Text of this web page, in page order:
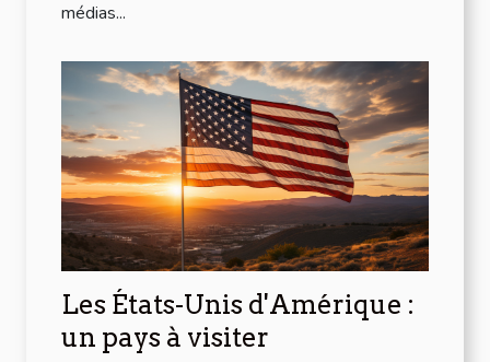
médias...
Les États-Unis d'Amérique :
un pays à visiter